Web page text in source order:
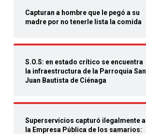
Capturan a hombre que le pegó a su
madre por no tenerle lista la comida
S.O.S: en estado crítico se encuentra
la infraestructura de la Parroquia San
Juan Bautista de Ciénaga
Superservicios capturó ilegalmente a
la Empresa Pública de los samarios: